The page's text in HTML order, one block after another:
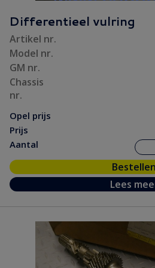
Differentieel vulring
Artikel nr.
Model nr.
GM nr.
Chassis
nr.
Opel prijs
Prijs
Aantal
Bestellen
Lees